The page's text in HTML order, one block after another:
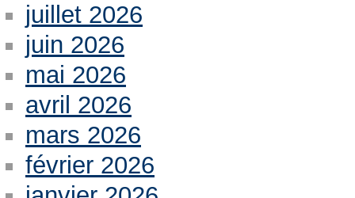
juillet 2026
juin 2026
mai 2026
avril 2026
mars 2026
février 2026